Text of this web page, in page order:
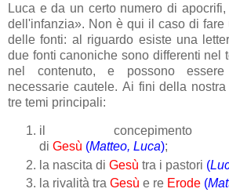
Luca e da un certo numero di
dell'infanzia». Non è qui il caso di fare
delle fonti: al riguardo esiste una
due fonti canoniche sono differenti nel
nel contenuto, e possono
necessarie cautele. Ai fini della
tre temi principali:
il concepimento
di Gesù (Matteo, Luca);
la nascita di Gesù tra i pastori (
la rivalità tra Gesù e re Erode (